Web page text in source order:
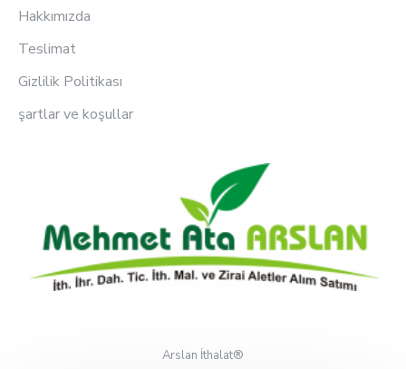
Hakkımızda
Teslimat
Gizlilik Politikası
şartlar ve koşullar
Arslan İthalat®